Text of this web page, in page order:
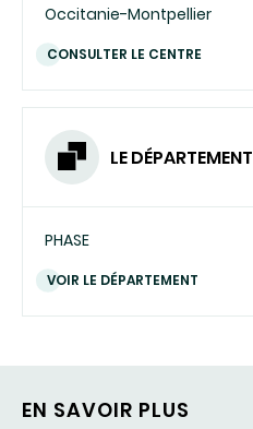
Occitanie-Montpellier
CONSULTER LE CENTRE
LE DÉPARTEMENT
PHASE
VOIR LE DÉPARTEMENT
EN SAVOIR PLUS